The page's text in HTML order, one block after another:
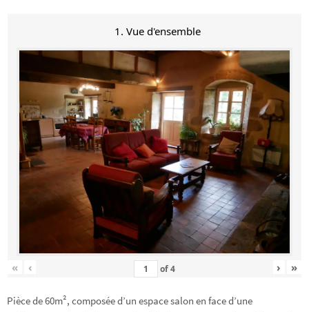
1. Vue d'ensemble
« ‹ of4 › »
Pièce de 60m², composée d’un espace salon en face d’une